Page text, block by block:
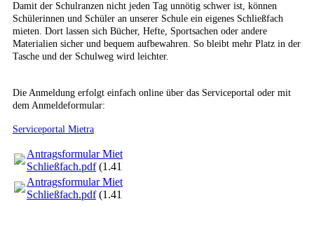
Damit der Schulranzen nicht jeden Tag unnötig schwer ist, können
Schülerinnen und Schüler an unserer Schule ein eigenes Schließfach
mieten. Dort lassen sich Bücher, Hefte, Sportsachen oder andere
Materialien sicher und bequem aufbewahren. So bleibt mehr Platz in der
Tasche und der Schulweg wird leichter.
Die Anmeldung erfolgt einfach online über das Serviceportal oder mit
dem Anmeldeformular:
Serviceportal Mietra
Antragsformular Mietra
Schließfach.pdf(1.41MB)
Antragsformular Mietra
Schließfach.pdf(1.41MB)